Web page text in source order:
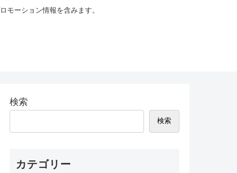
モーション情報を含みます。
検索
検索
カテゴリー